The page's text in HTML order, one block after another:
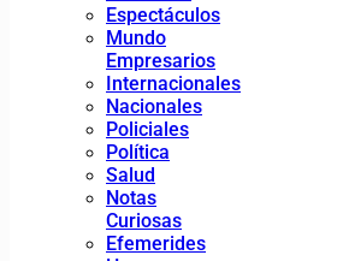
Espectáculos
Mundo
Empresarios
Internacionales
Nacionales
Policiales
Política
Salud
Notas
Curiosas
Efemerides